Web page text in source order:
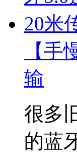
【
输
很多
的蓝